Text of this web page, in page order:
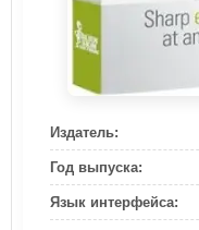
Издатель:
Год выпуска:
Язык интерфейса: